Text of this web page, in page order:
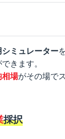
ミュレーター
きます。
場がその場で
採択